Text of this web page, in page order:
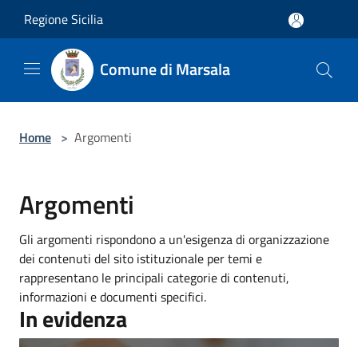
Regione Sicilia
Comune di Marsala
Home > Argomenti
Argomenti
Gli argomenti rispondono a un'esigenza di organizzazione
dei contenuti del sito istituzionale per temi e
rappresentano le principali categorie di contenuti,
informazioni e documenti specifici.
In evidenza